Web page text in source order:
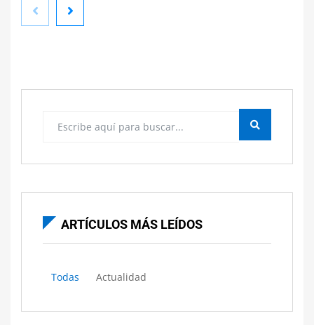
plantas durante el verano
ARTÍCULOS MÁS LEÍDOS
Todas Actualidad